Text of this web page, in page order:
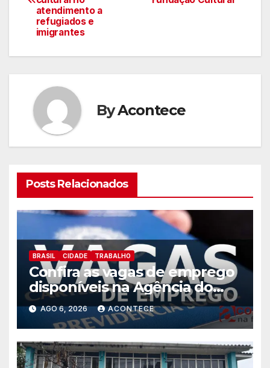
artigos
atendimento a
refugiados e
imigrantes
ByAcontece
Posts Relacionados
BRASIL CIDADE TRABALHO
Confira as vagas de emprego
disponíveis na Agência do
Trabalhador
AGO 6, 2026 ACONTECE